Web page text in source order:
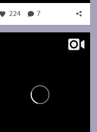
224 7